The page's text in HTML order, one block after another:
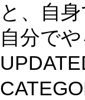
と、自
自分で